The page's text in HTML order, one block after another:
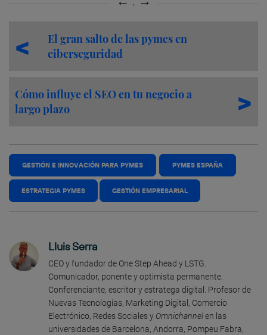
El gran salto de las pymes en
ciberseguridad
Cómo influye el SEO en tu negocio a
largo plazo
GESTIÓN E INNOVACIÓN PARA PYMES PYMES ESPAÑA
ESTRATEGIA PYMES GESTIÓN EMPRESARIAL
Lluis Serra
CEO y fundador de One Step Ahead y LSTG.
Comunicador, ponente y optimista permanente.
Conferenciante, escritor y estratega digital. Profesor de
Nuevas Tecnologías, Marketing Digital, Comercio
Electrónico, Redes Sociales y Omnichannelen las
universidades de Barcelona, Andorra, Pompeu Fabra,